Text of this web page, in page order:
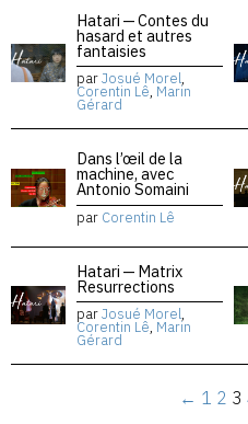
Hatari — Contes du
hasard et autres
fantaisies
parJosué Morel,
Corentin Lê, Marin
Gérard
Dans l’œil de la
machine, avec
Antonio Somaini
par Corentin Lê
Hatari — Matrix
Resurrections
parJosué Morel,
Corentin Lê, Marin
Gérard
← 1 2 3